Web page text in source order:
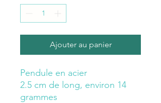
Ajouter au panier
Pendule en acier
2.5 cm de long, environ 14
grammes